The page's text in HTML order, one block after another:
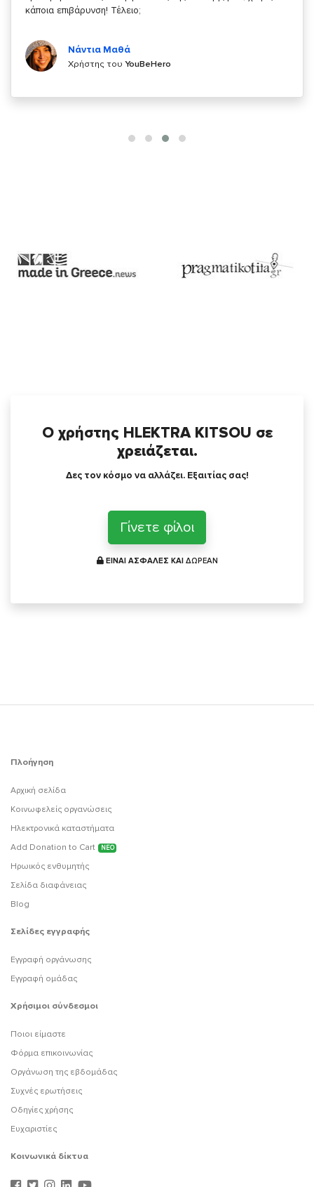
Χρήστης τουYouBeHero
Ο χρήστης HLEKTRA KITSOU σε
χρειάζεται.
Δες τον κόσμο να αλλάζει. Εξαιτίας σας!
Γίνετε φίλοι
ΕΙΝΑΙ ΑΣΦΑΛΕΣ ΚΑΙ ΔΩΡΕΑΝ
Πλοήγηση
Αρχική σελίδα
Κοινωφελείς οργανώσεις
Ηλεκτρονικά καταστήματα
Add Donation to Cart
ΝΕΟ
Ηρωικός ενθυμητής
Σελίδα διαφάνειας
Blog
Σελίδες εγγραφής
Εγγραφή οργάνωσης
Εγγραφή ομάδας
Χρήσιμοι σύνδεσμοι
Ποιοι είμαστε
Φόρμα επικοινωνίας
Οργάνωση της εβδομάδας
Συχνές ερωτήσεις
Οδηγίες χρήσης
Ευχαριστίες
Κοινωνικά δίκτυα